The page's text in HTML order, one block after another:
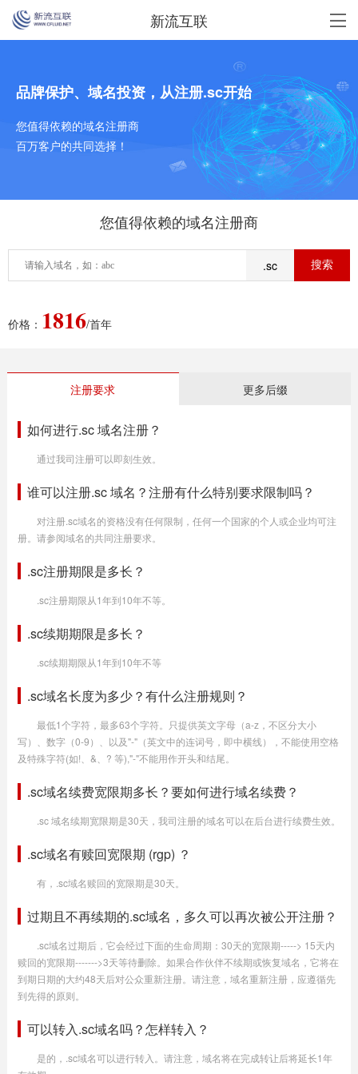
新流互联
品牌保护、域名投资，从注册.sc开始
您值得依赖的域名注册商
百万客户的共同选择！
您值得依赖的域名注册商
.sc
价格： 1816/首年
注册要求 更多后缀
如何进行.sc 域名注册？
通过我司注册可以即刻生效。
谁可以注册.sc 域名？注册有什么特别要求限制吗？
对注册.sc域名的资格没有任何限制，任何一个国家的个人或企业均可注
册。请参阅域名的共同注册要求。
.sc注册期限是多长？
.sc注册期限从1年到10年不等。
.sc续期期限是多长？
.sc续期期限从1年到10年不等
.sc域名长度为多少？有什么注册规则？
最低1个字符，最多63个字符。只提供英文字母（a-z，不区分大小
写）、数字（0-9）、以及"-"（英文中的连词号，即中横线），不能使用空格
及特殊字符(如!、&、? 等),"-"不能用作开头和结尾。
.sc域名续费宽限期多长？要如何进行域名续费？
.sc 域名续期宽限期是30天，我司注册的域名可以在后台进行续费生效。
.sc域名有赎回宽限期 (rgp) ？
有，.sc域名赎回的宽限期是30天。
过期且不再续期的.sc域名，多久可以再次被公开注册？
.sc域名过期后，它会经过下面的生命周期：30天的宽限期-----> 15天内
赎回的宽限期------->3天等待删除。如果合作伙伴不续期或恢复域名，它将在
到期日期的大约48天后对公众重新注册。请注意，域名重新注册，应遵循先
到先得的原则。
可以转入.sc域名吗？怎样转入？
是的，.sc域名可以进行转入。请注意，域名将在完成转让后将延长1年